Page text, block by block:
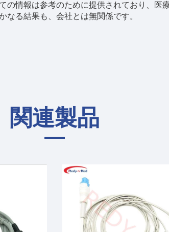
の情報は参考のために提供されており、医
なる結果も、会社とは無関係です。
関連製品